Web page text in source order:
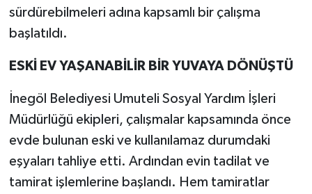
sürdürebilmeleri adına kapsamlı bir çalışma
başlatıldı.
ESKİ EV YAŞANABİLİR BİR YUVAYA DÖNÜŞTÜ
İnegöl Belediyesi Umuteli Sosyal Yardım İşleri
Müdürlüğü ekipleri, çalışmalar kapsamında önce
evde bulunan eski ve kullanılamaz durumdaki
eşyaları tahliye etti. Ardından evin tadilat ve
tamirat işlemlerine başlandı. Hem tamiratlar